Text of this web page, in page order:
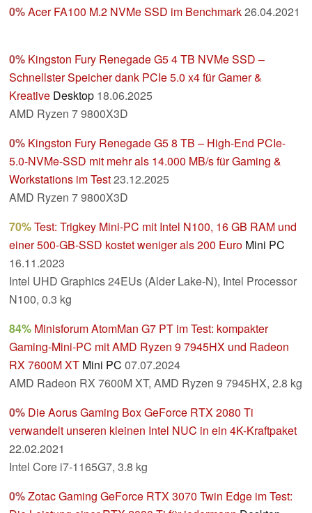
0%Acer FA100 M.2 NVMe SSD im Benchmark26.04.2021
0% Kingston Fury Renegade G5 4 TB NVMe SSD –
Schnellster Speicher dank PCIe 5.0 x4 für Gamer &
Kreative Desktop 18.06.2025
AMD Ryzen 7 9800X3D
0% Kingston Fury Renegade G5 8 TB – High-End PCIe-
5.0-NVMe-SSD mit mehr als 14.000 MB/s für Gaming &
Workstations im Test23.12.2025
AMD Ryzen 7 9800X3D
70%Test: Trigkey Mini-PC mit Intel N100, 16 GB RAM und
einer 500-GB-SSD kostet weniger als 200 Euro Mini PC
16.11.2023
Intel UHD Graphics 24EUs (Alder Lake-N), Intel Processor
N100, 0.3 kg
84% Minisforum AtomMan G7 PT im Test: kompakter
Gaming-Mini-PC mit AMD Ryzen 9 7945HX und Radeon
RX 7600M XT Mini PC 07.07.2024
AMD Radeon RX 7600M XT, AMD Ryzen 9 7945HX, 2.8 kg
0% Die Aorus Gaming Box GeForce RTX 2080 Ti
verwandelt unseren kleinen Intel NUC in ein 4K-Kraftpaket
22.02.2021
Intel Core i7-1165G7, 3.8 kg
0%Zotac Gaming GeForce RTX 3070 Twin Edge im Test: